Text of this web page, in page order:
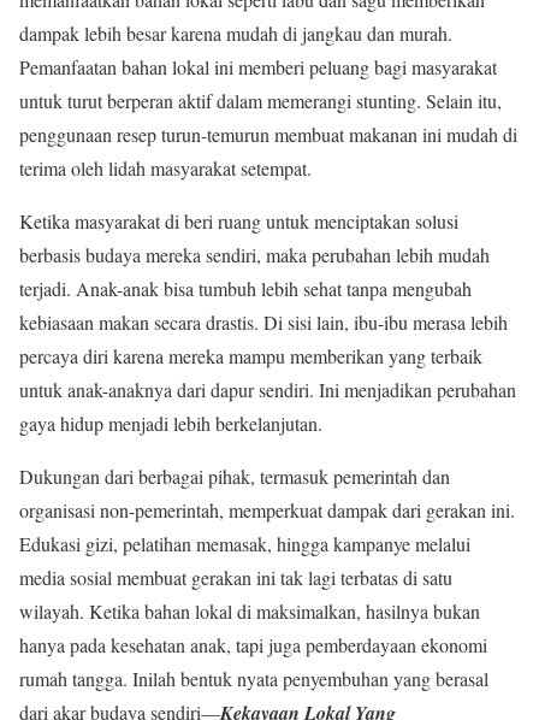
dampak lebih besar karena mudah di jangkau dan murah.
Pemanfaatan bahan lokal ini memberi peluang bagi masyarakat
untuk turut berperan aktif dalam memerangi stunting. Selain itu,
penggunaan resep turun-temurun membuat makanan ini mudah di
terima oleh lidah masyarakat setempat.
Ketika masyarakat di beri ruang untuk menciptakan solusi
berbasis budaya mereka sendiri, maka perubahan lebih mudah
terjadi. Anak-anak bisa tumbuh lebih sehat tanpa mengubah
kebiasaan makan secara drastis. Di sisi lain, ibu-ibu merasa lebih
percaya diri karena mereka mampu memberikan yang terbaik
untuk anak-anaknya dari dapur sendiri. Ini menjadikan perubahan
gaya hidup menjadi lebih berkelanjutan.
Dukungan dari berbagai pihak, termasuk pemerintah dan
organisasi non-pemerintah, memperkuat dampak dari gerakan ini.
Edukasi gizi, pelatihan memasak, hingga kampanye melalui
media sosial membuat gerakan ini tak lagi terbatas di satu
wilayah. Ketika bahan lokal di maksimalkan, hasilnya bukan
hanya pada kesehatan anak, tapi juga pemberdayaan ekonomi
rumah tangga. Inilah bentuk nyata penyembuhan yang berasal
dari akar budaya sendiri—Kekayaan Lokal Yang